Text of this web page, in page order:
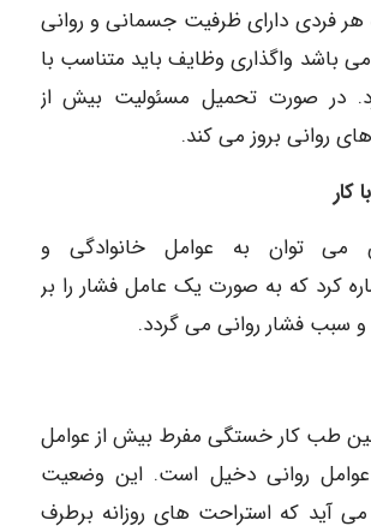
هر فردی دارای ظرفیت جسمانی و روانی
باشد واگذاری وظایف باید متناسب با
در صورت تحمیل مسئولیت بیش از
روانی بروز می کند.
کار
توان به عوامل خانوادگی و
کرد که به صورت یک عامل فشار را بر
و سبب فشار روانی می گردد.
طب کار خستگی مفرط بیش از عوامل
عوامل روانی دخیل است. این وضعیت
آید که استراحت های روزانه برطرف